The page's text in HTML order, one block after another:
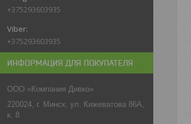
+375293603935
+375293603935
ИНФОРМАЦИЯ ДЛЯ ПОКУПАТЕЛЯ
ООО «Компания Дивко»
220024, г. Минск, ул. Кижеватова 86А,
к. 8